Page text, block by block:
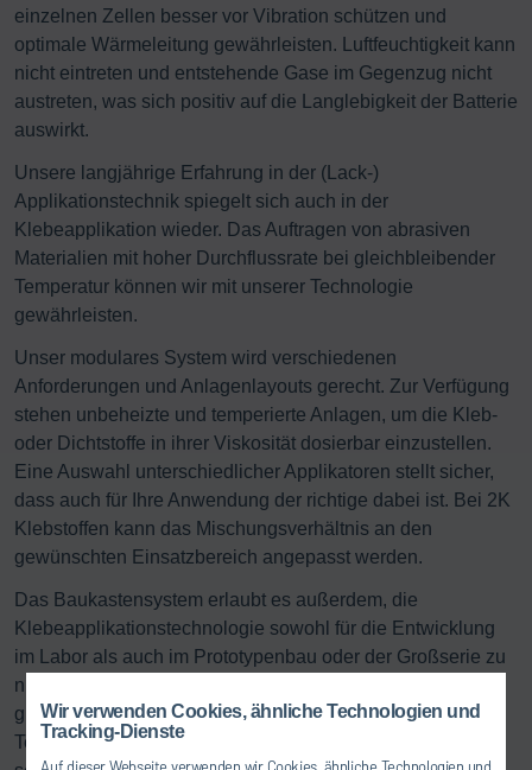
Wir verwenden Cookies, ähnliche Technologien und
Tracking-Dienste
Auf dieser Webseite verwenden wir Cookies, ähnliche Technologien und
einzelnen Zellen besser vor Vibration schützen und
optimale Wärmeleitung gewährleisten. Luftfeuchtigkeit kann
nicht eintreten und entstehende Gase im Gegenzug nicht
austreten, was sich positiv auf die Langlebigkeit der Batterie
auswirkt.
Unsere langjährige Erfahrung in der (Lack-)
Applikationstechnik spiegelt sich auch in der
Klebeapplikation wieder. Das Auftragen von abrasiven
Materialien mit hoher Durchflussrate bei gleichbleibender
Temperatur können wir mit unserer Technologie
gewährleisten.
Unser modulares System wird verschiedenen
Anforderungen und Anlagenlayouts gerecht. Zur Verfügung
stehen unbeheizte und temperierte Anlagen, um die Kleb-
oder Dichtstoffe in ihrer Viskosität dosierbar einzustellen.
Eine Auswahl unterschiedlicher Applikatoren stellt sicher,
dass auch für Ihre Anwendung der richtige dabei ist. Bei 2K
Klebstoffen kann das Mischungsverhältnis an den
gewünschten Einsatzbereich angepasst werden.
Das Baukastensystem erlaubt es außerdem, die
Klebeapplikationstechnologie sowohl für die Entwicklung
im Labor als auch im Prototypenbau oder der Großserie zu
nutzen. Unsere Prozessschritte sind jederzeit bei
gleichbleibender Qualität reproduzierbar. In unseren
Testcentern vor Ort werden Abläufe und Komponenten